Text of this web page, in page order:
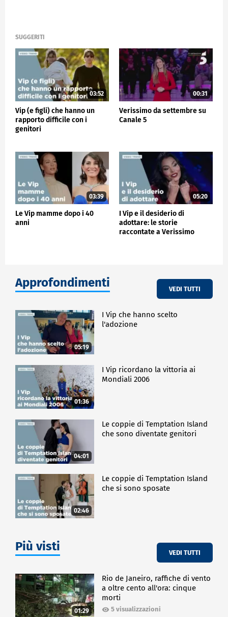
SUGGERITI
03:52
Vip (e figli) che hanno un
rapporto difficile con i
genitori
00:31
Verissimo da settembre su
Canale 5
03:39
Le Vip mamme dopo i 40
anni
05:20
I Vip e il desiderio di
adottare: le storie
raccontate a Verissimo
Approfondimenti VEDI TUTTI
05:19
I Vip che hanno scelto
l'adozione
01:36
I Vip ricordano la vittoria ai
Mondiali 2006
04:01
Le coppie di Temptation Island
che sono diventate genitori
02:46
Le coppie di Temptation Island
che si sono sposate
Più visti VEDI TUTTI
01:29
Rio de Janeiro, raffiche di vento
a oltre cento all'ora: cinque
morti
5 visualizzazioni